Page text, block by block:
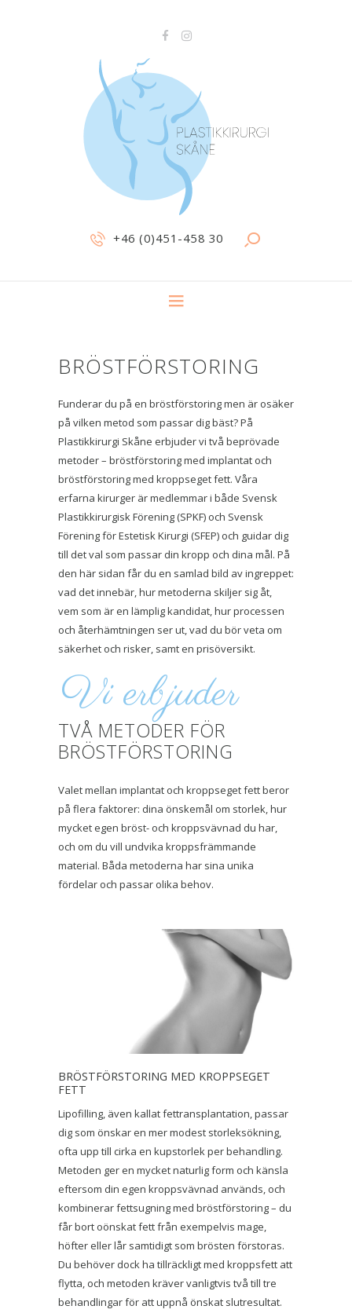
+46 (0)451-458 30
BRÖSTFÖRSTORING
Funderar du på en bröstförstoring men är osäker
på vilken metod som passar dig bäst? På
Plastikkirurgi Skåne erbjuder vi två beprövade
metoder – bröstförstoring med implantat och
bröstförstoring med kroppseget fett. Våra
erfarna kirurger är medlemmar i både Svensk
Plastikkirurgisk Förening (SPKF) och Svensk
Förening för Estetisk Kirurgi (SFEP) och guidar dig
till det val som passar din kropp och dina mål. På
den här sidan får du en samlad bild av ingreppet:
vad det innebär, hur metoderna skiljer sig åt,
vem som är en lämplig kandidat, hur processen
och återhämtningen ser ut, vad du bör veta om
säkerhet och risker, samt en prisöversikt.
Vi erbjuder
TVÅ METODER FÖR
BRÖSTFÖRSTORING
Valet mellan implantat och kroppseget fett beror
på flera faktorer: dina önskemål om storlek, hur
mycket egen bröst- och kroppsvävnad du har,
och om du vill undvika kroppsfrämmande
material. Båda metoderna har sina unika
fördelar och passar olika behov.
BRÖSTFÖRSTORING MED KROPPSEGET
FETT
Lipofilling, även kallat fettransplantation, passar
dig som önskar en mer modest storleksökning,
ofta upp till cirka en kupstorlek per behandling.
Metoden ger en mycket naturlig form och känsla
eftersom din egen kroppsvävnad används, och
kombinerar fettsugning med bröstförstoring – du
får bort oönskat fett från exempelvis mage,
höfter eller lår samtidigt som brösten förstoras.
Du behöver dock ha tillräckligt med kroppsfett att
flytta, och metoden kräver vanligtvis två till tre
behandlingar för att uppnå önskat slutresultat.